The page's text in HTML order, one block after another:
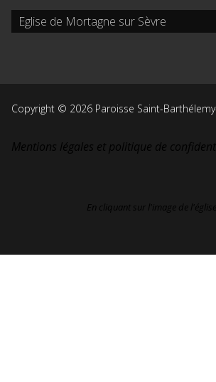
Eglise de Mortagne sur Sèvre
Copyright © 2026 Paroisse Saint-
Mentions légales et politique de
En cliquant sur l'image de